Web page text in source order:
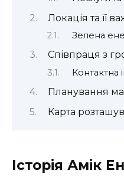
Локація та її
Зелена
Співпраця з
Контактна
Планування
Карта
Історія Амік